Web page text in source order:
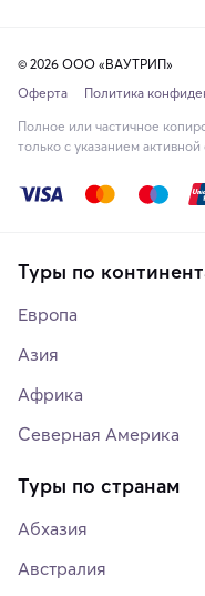
© 2026 ООО «ВАУТРИП»
Оферта
Политика
Полное или частичное
только с указанием активной
Туры по
Европа
Азия
Африка
Северная Америка
Туры по странам
Абхазия
Австралия